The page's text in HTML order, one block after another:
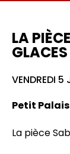
LA
VENDREDI
Petit
La pièce